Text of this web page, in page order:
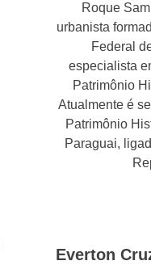
Roque
urbanista
Federal
especialista
Patrimônio
Atualmente é
Patrimônio
Paraguai,
Everton